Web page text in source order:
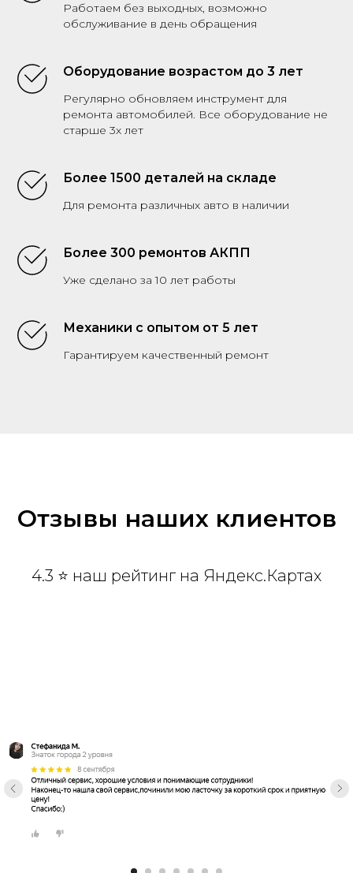
Работаем без выходных, возможно
обслуживание в день обращения
Оборудование возрастом до 3 лет
Регулярно обновляем инструмент для
ремонта автомобилей. Все оборудование не
старше 3х лет
Более 1500 деталей на складе
Для ремонта различных авто в наличии
Более 300 ремонтов АКПП
Уже сделано за 10 лет работы
Механики с опытом от 5 лет
Гарантируем качественный ремонт
Отзывы наших клиентов
4.3 ⭐ наш рейтинг на Яндекс.Картах